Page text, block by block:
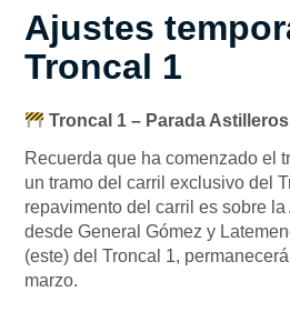
Ajustes
Troncal 1
Troncal 1 – Parada Astilleros
Recuerda que ha comenzado el
un tramo del carril exclusivo del
repavimento del carril es sobre
desde General Gómez y
(este) del Troncal 1,
marzo.